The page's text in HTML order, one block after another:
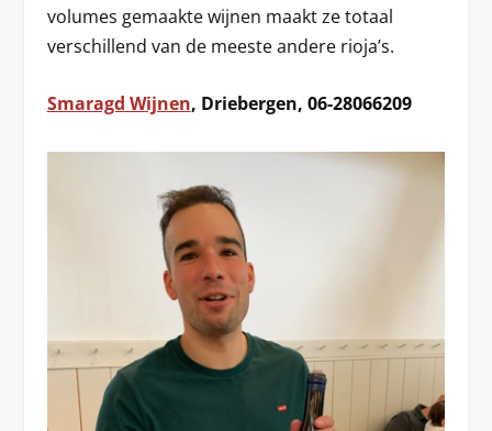
volumes gemaakte wijnen maakt ze totaal
verschillend van de meeste andere rioja’s.
Smaragd Wijnen, Driebergen, 06-28066209